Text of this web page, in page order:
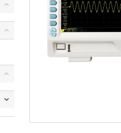
Видеоэндоскопы
Гематологические анализаторы
Дефибрилляторы
Инкубаторы для новорожденных
ИФА-анализаторы и вошеры
ЛОР-Комбайны